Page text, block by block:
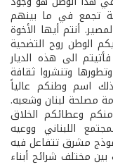
تجمع في ما بينهم
أنتم أيها الأخوة
الوطن روح التضحية
الى هذه الديار
وتنشروا ثقافة
اسم وطنكم عالياً
مصلحة لبنان وشعبه.
وعطائكم الخلاق
اللبناني ووعيه
مشرق تتفاعل فيه
مختلف شرائح أبناء